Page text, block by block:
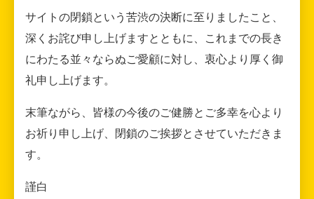
サイトの閉鎖という苦渋の決断に至りましたこと、
深くお詫び申し上げますとともに、これまでの長き
にわたる並々ならぬご愛顧に対し、衷心より厚く御
礼申し上げます。
末筆ながら、皆様の今後のご健勝とご多幸を心より
お祈り申し上げ、閉鎖のご挨拶とさせていただきま
す。
謹白